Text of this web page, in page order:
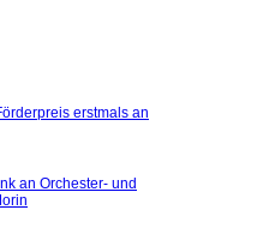
erstmals an
an Orchester- und